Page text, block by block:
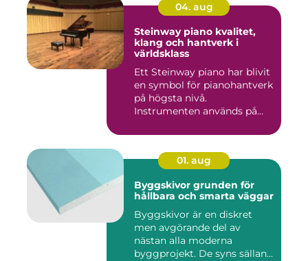
04. aug
Steinway piano kvalitet,
klang och hantverk i
världsklass
Ett Steinway piano har blivit
en symbol för pianohantverk
på högsta nivå.
Instrumenten används på
01. aug
Byggskivor grunden för
hållbara och smarta väggar
Byggskivor är en diskret
men avgörande del av
nästan alla moderna
byggprojekt. De syns sällan